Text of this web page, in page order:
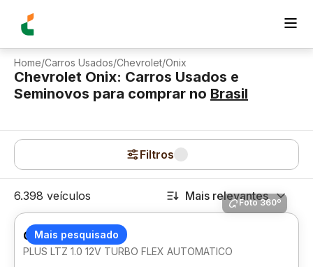
Home/Carros Usados/Chevrolet/Onix
Chevrolet Onix: Carros Usados e
Seminovos para comprar no Brasil
Filtros
6.398 veículos Mais relevantes
Mais pesquisado
Foto 360º
CHEVROLET ONIX
PLUS LTZ 1.0 12V TURBO FLEX AUTOMATICO